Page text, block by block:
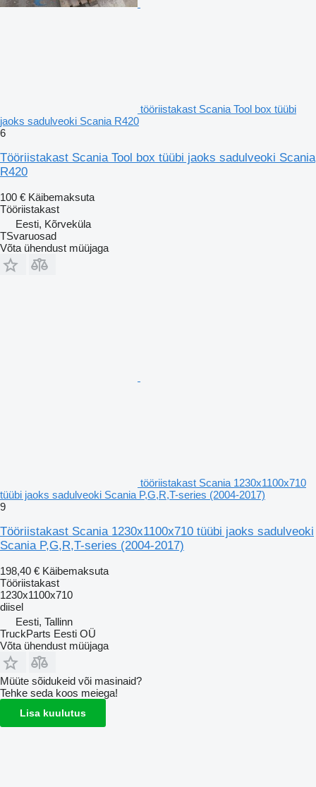
tööriistakast Scania Tool box tüübi
jaoks sadulveoki Scania R420
6
Tööriistakast Scania Tool box tüübi jaoks sadulveoki Scania
R420
100 € Käibemaksuta
Tööriistakast
Eesti, Kõrveküla
TSvaruosad
Võta ühendust müüjaga
tööriistakast Scania 1230x1100x710
tüübi jaoks sadulveoki Scania P,G,R,T-series (2004-2017)
9
Tööriistakast Scania 1230x1100x710 tüübi jaoks sadulveoki
Scania P,G,R,T-series (2004-2017)
198,40 € Käibemaksuta
Tööriistakast
1230x1100x710
diisel
Eesti, Tallinn
TruckParts Eesti OÜ
Võta ühendust müüjaga
Müüte sõidukeid või masinaid?
Tehke seda koos meiega!
Lisa kuulutus